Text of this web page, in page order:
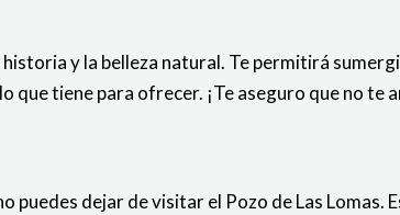
y la belleza natural. Te permitirá
tiene para ofrecer. ¡Te aseguro que no te
puedes dejar de visitar el Pozo de Las Lomas.